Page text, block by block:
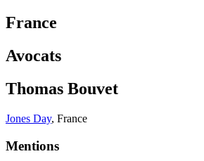
France
Avocats
Thomas Bouvet
Jones Day, France
Mentions